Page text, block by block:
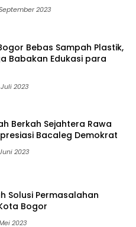
2023
Bebas Sampah Plastik,
Babakan Edukasi para
Juli 2023
Berkah Sejahtera Rawa
Bacaleg Demokrat
2023
Solusi Permasalahan
Bogor
2023